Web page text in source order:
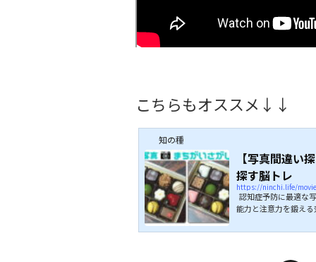
こちらもオススメ↓↓
知の種
【写真間違い
探す脳トレ
https://ninchi.life/
認知症予防に最適な
能力と注意力を鍛え
い！ 全問正解を目指